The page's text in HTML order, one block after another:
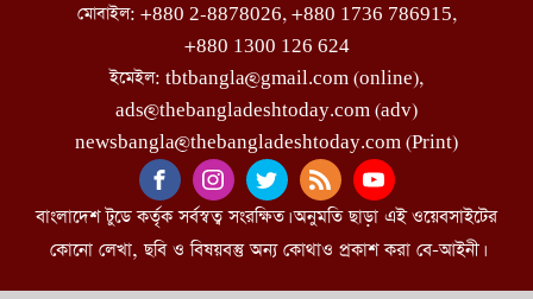
মোবাইল: +880 2-8878026, +880 1736 786915,
+880 1300 126 624
ইমেইল: tbtbangla@gmail.com (online),
ads@thebangladeshtoday.com (adv)
newsbangla@thebangladeshtoday.com (Print)
বাংলাদেশ টুডে কর্তৃক সর্বস্বত্ব সংরক্ষিত। অনুমতি ছাড়া এই ওয়েবসাইটের
কোনো লেখা, ছবি ও বিষয়বস্তু অন্য কোথাও প্রকাশ করা বে-আইনী।